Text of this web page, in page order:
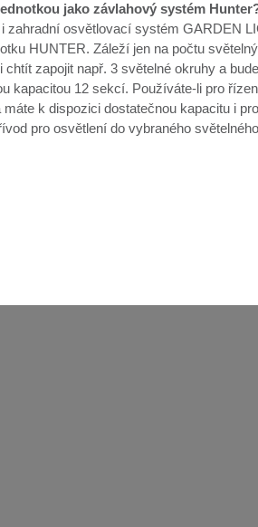
jako závlahový systém
zahradní osvětlovací systém GARDEN
HUNTER. Záleží jen na počtu
zapojit např. 3 světelné okruhy a
kapacitou 12 sekcí. Používáte-li pro
k dispozici dostatečnou kapacitu i
pro osvětlení do vybraného